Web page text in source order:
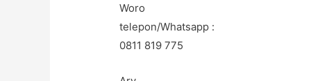
Woro
telepon/Whatsapp :
0811 819 775